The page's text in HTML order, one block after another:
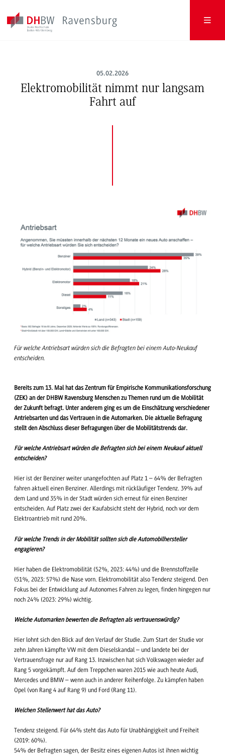
05.02.2026
Elektromobilität nimmt nur langsam
Fahrt auf
Für welche Antriebsart würden sich die Befragten bei einem Auto-Neukauf
entscheiden.
Bereits zum 13. Mal hat das Zentrum für Empirische Kommunikationsforschung
(ZEK) an der DHBW Ravensburg Menschen zu Themen rund um die Mobilität
der Zukunft befragt. Unter anderem ging es um die Einschätzung verschiedener
Antriebsarten und das Vertrauen in die Automarken. Die aktuelle Befragung
stellt den Abschluss dieser Befragungen über die Mobilitätstrends dar.
Für welche Antriebsart würden die Befragten sich bei einem Neukauf aktuell
entscheiden?
Hier ist der Benziner weiter unangefochten auf Platz 1 – 64% der Befragten
fahren aktuell einen Benziner. Allerdings mit rückläufiger Tendenz. 39% auf
dem Land und 35% in der Stadt würden sich erneut für einen Benziner
entscheiden. Auf Platz zwei der Kaufabsicht steht der Hybrid, noch vor dem
Elektroantrieb mit rund 20%.
Für welche Trends in der Mobilität sollten sich die Automobilhersteller
engagieren?
Hier haben die Elektromobilität (52%, 2023: 44%) und die Brennstoffzelle
(51%, 2023: 57%) die Nase vorn. Elektromobilität also Tendenz steigend. Den
Fokus bei der Entwicklung auf Autonomes Fahren zu legen, finden hingegen nur
noch 24% (2023: 29%) wichtig.
Welche Automarken bewerten die Befragten als vertrauenswürdig?
Hier lohnt sich den Blick auf den Verlauf der Studie. Zum Start der Studie vor
zehn Jahren kämpfte VW mit dem Dieselskandal – und landete bei der
Vertrauensfrage nur auf Rang 13. Inzwischen hat sich Volkswagen wieder auf
Rang 5 vorgekämpft. Auf dem Treppchen waren 2015 wie auch heute Audi,
Mercedes und BMW – wenn auch in anderer Reihenfolge. Zu kämpfen haben
Opel (von Rang 4 auf Rang 9) und Ford (Rang 11).
Welchen Stellenwert hat das Auto?
Tendenz steigend. Für 64% steht das Auto für Unabhängigkeit und Freiheit
(2019: 60%).
54% der Befragten sagen, der Besitz eines eigenen Autos ist ihnen wichtig